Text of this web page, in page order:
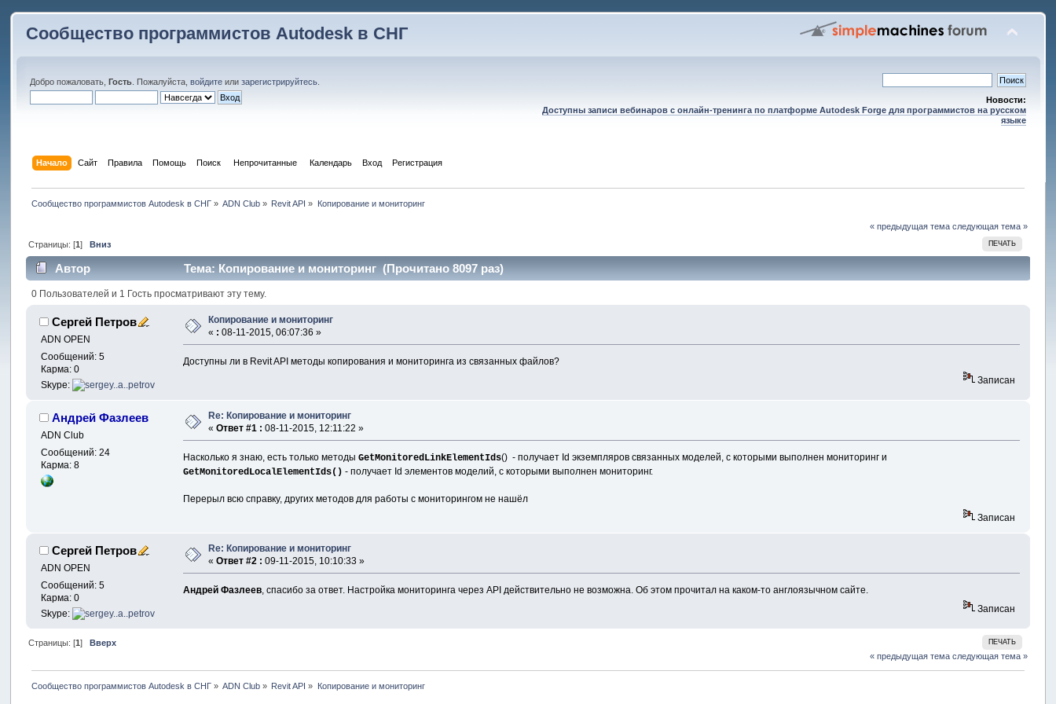
Сообщество программистов Autodesk в СНГ
Добро пожаловать,Гость . Пожалуйста,войдите илизарегистрируйтесь
Новости:
Доступны записи вебинаров с онлайн-тренинга по платформе Autodesk Forge для программистов на русском
языке
Начало Сайт Правила Помощь Поиск Непрочитанные Календарь Вход Регистрация
Сообщество программистов Autodesk в СНГ» ADN Club » Revit API » Копирование и мониторинг
« предыдущая тема следующая тема »
ПЕЧАТЬ
Страницы: [1] Вниз
Автор Тема: Копирование и мониторинг (Прочитано 8097 раз)
0 Пользователей и 1 Гость просматривают эту тему.
Сергей Петров
ADN OPEN
Сообщений: 5
Карма: 0
Skype:
Копирование и мониторинг
« : 08-11-2015, 06:07:36 »
Доступны ли в Revit API методы копирования и мониторинга из связанных файлов?
Записан
Андрей Фазлеев
ADN Club
Сообщений: 24
Карма: 8
Re: Копирование и мониторинг
«Ответ #1 : 08-11-2015, 12:11:22 »
Насколько я знаю, есть только методыGetMonitoredLinkElementIds() - получает Id экземпляров связанных моделей, с которыми выполнен мониторинг и
GetMonitoredLocalElementIds() - получает Id элементов моделий, с которыми выполнен мониторинг.
Перерыл всю справку, других методов для работы с мониторингом не нашёл
Записан
Сергей Петров
ADN OPEN
Сообщений: 5
Карма: 0
Skype:
Re: Копирование и мониторинг
«Ответ #2 : 09-11-2015, 10:10:33 »
Андрей Фазлеев, спасибо за ответ. Настройка мониторинга через API действительно не возможна. Об этом прочитал на каком-то англоязычном сайте.
Записан
ПЕЧАТЬ
Страницы: [1] Вверх
« предыдущая тема следующая тема »
Сообщество программистов Autodesk в СНГ» ADN Club » Revit API » Копирование и мониторинг